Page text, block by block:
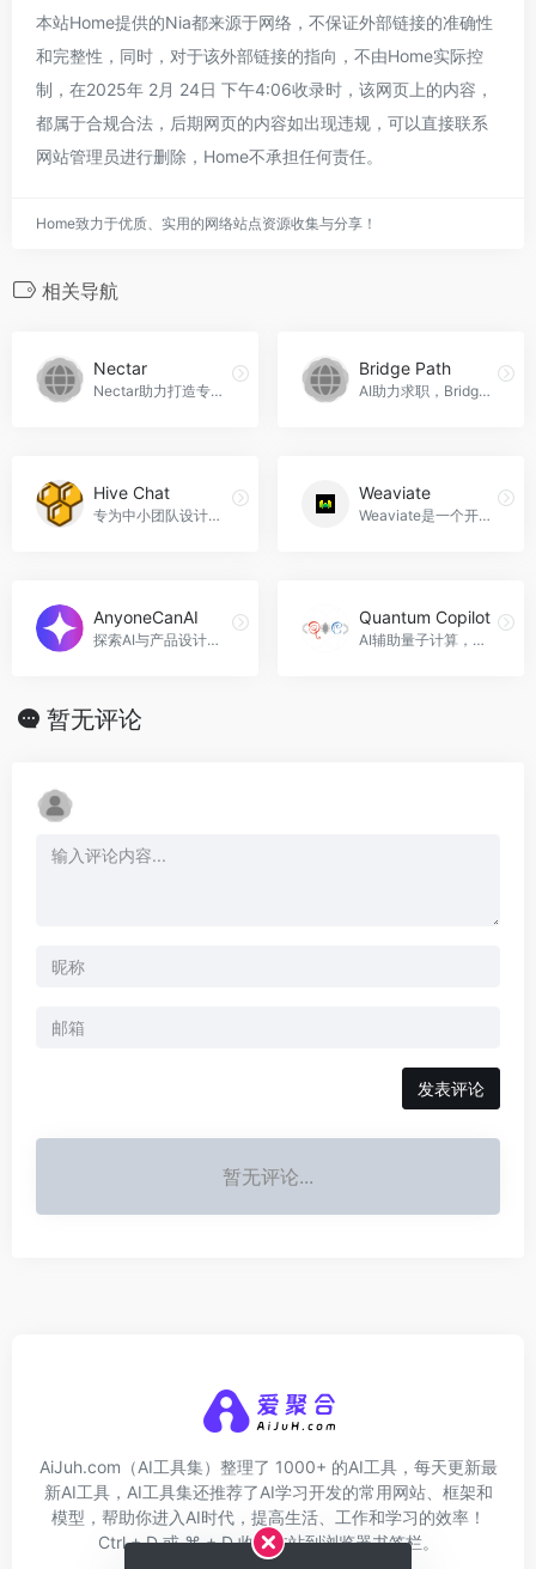
本站Home提供的Nia都来源于网络，不保证外部链接的准确性
和完整性，同时，对于该外部链接的指向，不由Home实际控
制，在2025年 2月 24日 下午4:06收录时，该网页上的内容，
都属于合规合法，后期网页的内容如出现违规，可以直接联系
网站管理员进行删除，Home不承担任何责任。
Home致力于优质、实用的网络站点资源收集与分享！
相关导航
Nectar
Nectar助力打造专属AI女友，带来定制化陪伴与互动体验。
Bridge Path
AI助力求职，Bridge Path官网入口网址
Hive Chat
专为中小团队设计的 AI 聊天应用，支持多种模型接入。
Weaviate
Weaviate是一个开源的AI原生向量数据库，帮助开发人员创建直观可靠的AI应用程序。它提供了自动化数据清理、混合搜索和检索增强生成等功能，适用于广告生成和文章搜索等应用场景，Weaviate官网入口网址
AnyoneCanAI
探索AI与产品设计的无限可能，AnyoneCanAI官网入口网址
Quantum Copilot
AI辅助量子计算，Quantum Copilot官网入口网址
暂无评论
发表评论
暂无评论...
AiJuh.com（AI工具集）整理了 1000+ 的AI工具，每天更新最
新AI工具，AI工具集还推荐了AI学习开发的常用网站、框架和
模型，帮助你进入AI时代，提高生活、工作和学习的效率！
Ctrl + D 或 ⌘ + D 收藏本站到浏览器书签栏。